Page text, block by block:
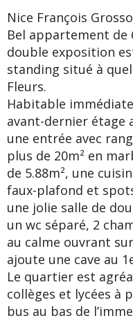
Nice François
Bel appartement de
double exposition
standing situé à
Fleurs.
Habitable
avant-dernier étage
une entrée avec
plus de 20m² en
de 5.88m², une
faux-plafond et
une jolie salle de
un wc séparé, 2
au calme ouvrant sur
ajoute une cave au
Le quartier est
collèges et lycées à
bus au bas de